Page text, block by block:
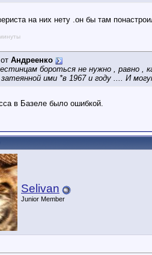
на них нету .он бы там
Андреенко
бороться не нужно , равно ,
ими *в 1967 и году .... И
в Базеле было ошибкой.
Selivan
Junior Member